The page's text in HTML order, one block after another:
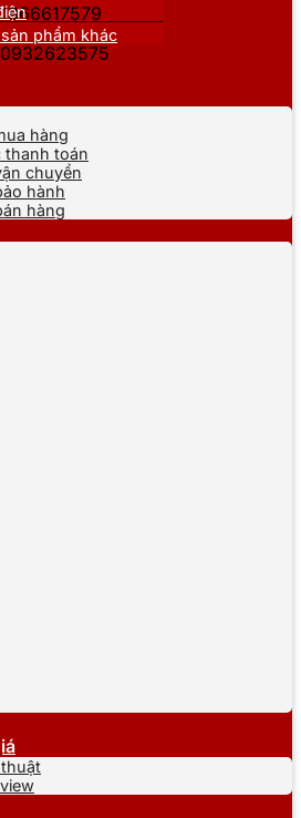
phẩm khác
hàng
thanh toán
chuyển
hành
hàng